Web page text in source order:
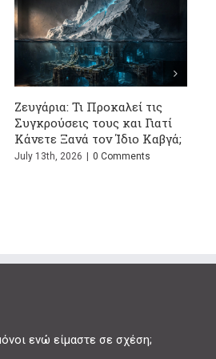
Προκαλεί τις
τους και Γιατί
τον Ίδιο Καβγά;
0 Comments
Σώζεται η
ψέμα; Ο
επιβίωσης
July 1st, 2026
ενώ είμαστε σε σχέση;